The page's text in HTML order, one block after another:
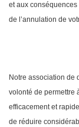
et aux
de l’annulation de
Notre association de
volonté de permettre
efficacement et
de réduire